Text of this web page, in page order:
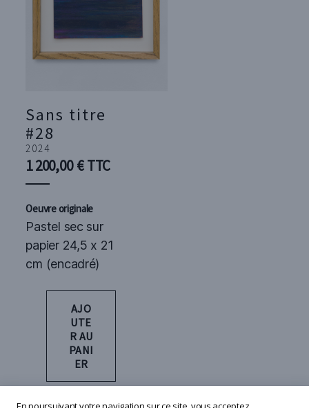
Sans titre
#28
2024
1 200,00€TTC
Oeuvre originale
Pastel sec sur
papier 24,5 x 21
cm (encadré)
AJO
UTE
R AU
PANI
ER